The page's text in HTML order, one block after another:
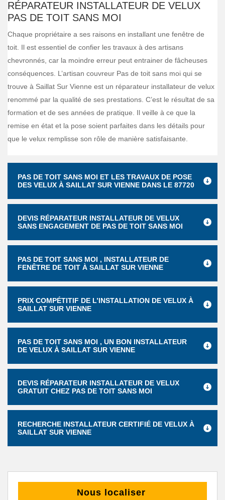
RÉPARATEUR INSTALLATEUR DE VELUX
PAS DE TOIT SANS MOI
Chaque propriétaire a ses raisons en installant une fenêtre de
toit. Il est essentiel de confier les travaux à des artisans
chevronnés, car la moindre erreur peut entrainer de fâcheuses
conséquences. L’artisan couvreur Pas de toit sans moi qui se
trouve à Saillat Sur Vienne est un réparateur installateur de velux
renommé par la qualité de ses prestations. C’est le résultat de sa
formation et de ses années de pratique. Il veille à ce que la
remise en état et la pose soient parfaites dans les détails pour
que le velux remplisse son rôle de manière satisfaisante.
PAS DE TOIT SANS MOI ET LES TRAVAUX DE POSE
DES VELUX À SAILLAT SUR VIENNE DANS LE 87720
DEVIS RÉPARATEUR INSTALLATEUR DE VELUX
SANS ENGAGEMENT DE PAS DE TOIT SANS MOI
PAS DE TOIT SANS MOI , INSTALLATEUR DE
FENÊTRE DE TOIT À SAILLAT SUR VIENNE
PRIX COMPÉTITIF DE L’INSTALLATION DE VELUX À
SAILLAT SUR VIENNE
PAS DE TOIT SANS MOI , UN BON INSTALLATEUR
DE VELUX À SAILLAT SUR VIENNE
DEVIS RÉPARATEUR INSTALLATEUR DE VELUX
GRATUIT CHEZ PAS DE TOIT SANS MOI
RECHERCHE INSTALLATEUR CERTIFIÉ DE VELUX À
SAILLAT SUR VIENNE
Nous localiser